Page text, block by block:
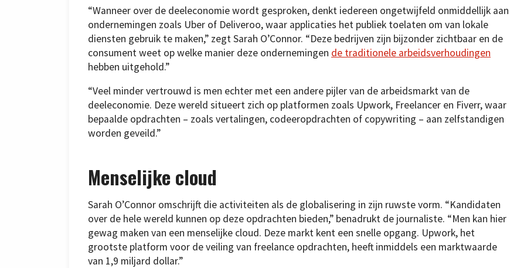
“Wanneer over de deeleconomie wordt gesproken, denkt iedereen ongetwijfeld onmiddellijk aan
ondernemingen zoals Uber of Deliveroo, waar applicaties het publiek toelaten om van lokale
diensten gebruik te maken,” zegt Sarah O’Connor. “Deze bedrijven zijn bijzonder zichtbaar en de
consument weet op welke manier deze ondernemingen de traditionele arbeidsverhoudingen
hebben uitgehold.”
“Veel minder vertrouwd is men echter met een andere pijler van de arbeidsmarkt van de
deeleconomie. Deze wereld situeert zich op platformen zoals Upwork, Freelancer en Fiverr, waar
bepaalde opdrachten – zoals vertalingen, codeeropdrachten of copywriting – aan zelfstandigen
worden geveild.”
Menselijke cloud
Sarah O’Connor omschrijft die activiteiten als de globalisering in zijn ruwste vorm. “Kandidaten
over de hele wereld kunnen op deze opdrachten bieden,” benadrukt de journaliste. “Men kan hier
gewag maken van een menselijke cloud. Deze markt kent een snelle opgang. Upwork, het
grootste platform voor de veiling van freelance opdrachten, heeft inmiddels een marktwaarde
van 1,9 miljard dollar.”